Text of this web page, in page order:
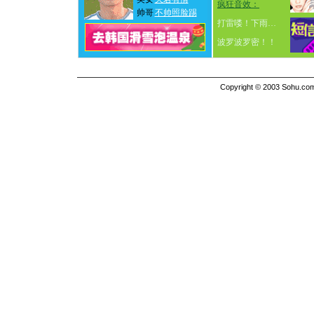
帅哥不帅照脸踢
疯狂音效：
打雷喽！下雨…
波罗波罗密！！
Copyright © 2003